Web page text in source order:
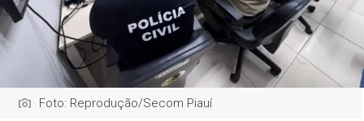
Foto: Reprodução/Secom Piauí